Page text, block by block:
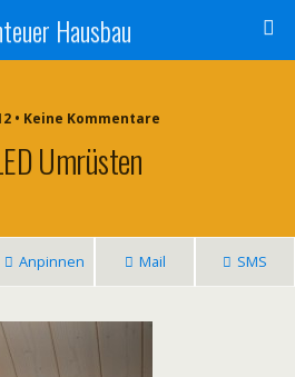
Hausbau
• Keine Kommentare
Umrüsten
Anpinnen Mail SMS